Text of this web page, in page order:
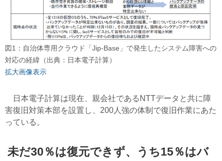
図1：自治体専用クラウド「Jip-Base」で発生したシステム障害への
対応の経緯（出典：日本電子計算）
拡大画像表示
日本電子計算は現在、親会社であるNTTデータと共に障
害復旧対策本部を設置し、200人強の体制で復旧作業にあた
っている。
未だ30％は復元できず、うち15％はバ